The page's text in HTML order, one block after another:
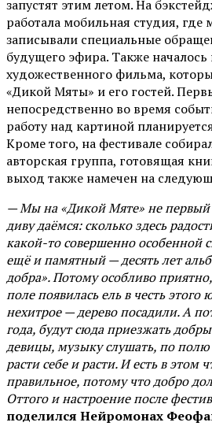
запустят этим летом. На
работала мобильная студия, где
записывали специальные
будущего эфира. Также началось
художественного фильма,
«Дикой Мяты» и его гостей.
непосредственно во время
работу над картиной
Кроме того, на фестивале
авторская группа, готовящая
выход также намечен на
— Мы на «Дикой Мяте» не первый
диву даёмся: сколько здесь
какой-то совершенно особенной
ещё и памятный — десять лет
добра». Потому особливо
поле появилась ель в честь этого
нехитрое — дерево посадили. А
года, будут сюда приезжать
девицы, музыку слушать, по полю
расти себе и расти. И есть в этом
правильное, потому что добро
Оттого и настроение после
поделился Нейромонах